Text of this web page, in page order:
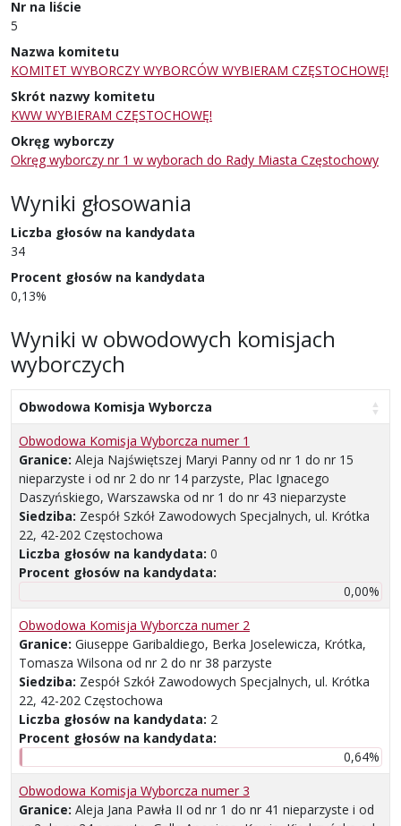
Nr na liście
5
Nazwa komitetu
KOMITET WYBORCZY WYBORCÓW WYBIERAM CZĘSTOCHOWĘ!
Skrót nazwy komitetu
KWW WYBIERAM CZĘSTOCHOWĘ!
Okręg wyborczy
Okręg wyborczy nr 1 w wyborach do Rady Miasta Częstochowy
Wyniki głosowania
Liczba głosów na kandydata
34
Procent głosów na kandydata
0,13%
Wyniki w obwodowych komisjach
wyborczych
Obwodowa Komisja Wyborcza
Obwodowa Komisja Wyborcza numer 1
Granice: Aleja Najświętszej Maryi Panny od nr 1 do nr 15
nieparzyste i od nr 2 do nr 14 parzyste, Plac Ignacego
Daszyńskiego, Warszawska od nr 1 do nr 43 nieparzyste
Siedziba: Zespół Szkół Zawodowych Specjalnych, ul. Krótka
22, 42-202 Częstochowa
Liczba głosów na kandydata: 0
Procent głosów na kandydata:
0,00%
Obwodowa Komisja Wyborcza numer 2
Granice: Giuseppe Garibaldiego, Berka Joselewicza, Krótka,
Tomasza Wilsona od nr 2 do nr 38 parzyste
Siedziba: Zespół Szkół Zawodowych Specjalnych, ul. Krótka
22, 42-202 Częstochowa
Liczba głosów na kandydata: 2
Procent głosów na kandydata:
0,64%
Obwodowa Komisja Wyborcza numer 3
Granice: Aleja Jana Pawła II od nr 1 do nr 41 nieparzyste i od